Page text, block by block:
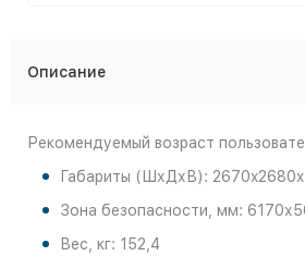
Описание
Рекомендуемый возраст
Габариты (ШхДхВ):
Зона безопасности, мм:
Вес, кг: 152,4